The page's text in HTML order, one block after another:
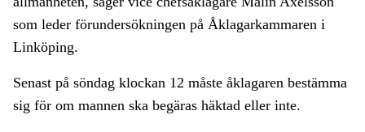
som leder förundersökningen på Åklagarkammaren i
Linköping.
Senast på söndag klockan 12 måste åklagaren bestämma
sig för om mannen ska begäras häktad eller inte.